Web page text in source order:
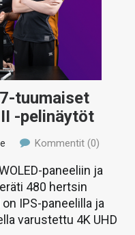
tuumaiset
-pelinäytöt
Kommentit (0)
paneeliin ja
480 hertsin
IPS-paneelilla ja
varustettu 4K UHD